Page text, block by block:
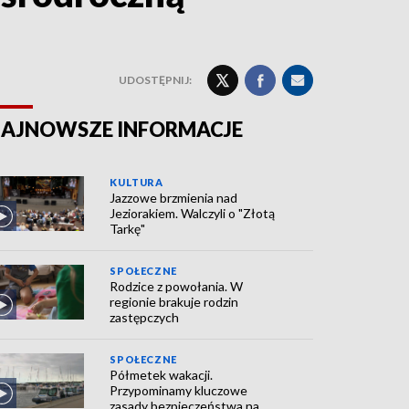
UDOSTĘPNIJ:
INFORMACJE
KULTURA
Jazzowe brzmienia nad
Jeziorakiem. Walczyli o "Złotą
Tarkę"
SPOŁECZNE
Rodzice z powołania. W
regionie brakuje rodzin
zastępczych
SPOŁECZNE
Półmetek wakacji.
Przypominamy kluczowe
zasady bezpieczeństwa na